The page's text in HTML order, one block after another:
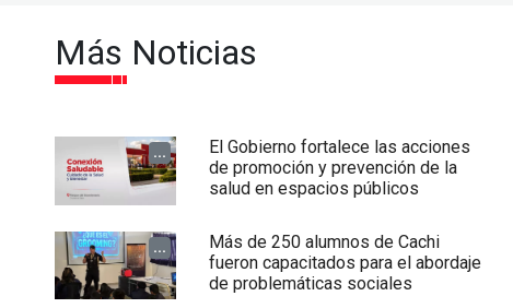
Más Noticias
...
El Gobierno fortalece las acciones
de promoción y prevención de la
salud en espacios públicos
...
Más de 250 alumnos de Cachi
fueron capacitados para el abordaje
de problemáticas sociales